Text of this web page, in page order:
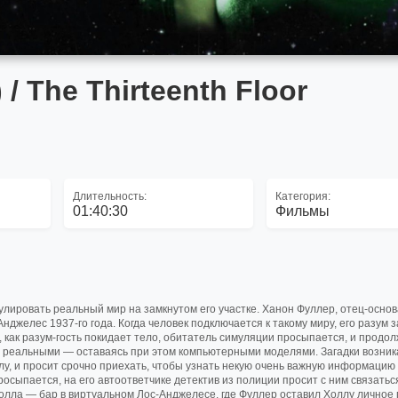
/ The Thirteenth Floor
Длительность:
01:40:30
Категория:
Фильмы
реальный мир на замкнутом его участке. Ханон Фуллер, отец-
1937-го года. Когда человек подключается к такому миру, его разум
разум-гость покидает тело, обитатель симуляции просыпается, и
— оставаясь при этом компьютерными моделями. Загадки
и просит срочно приехать, чтобы узнать некую очень важную информацию
на его автоответчике детектив из полиции просит с ним
— бар в виртуальном Лос-Анджелесе, где Фуллер оставил Холлу